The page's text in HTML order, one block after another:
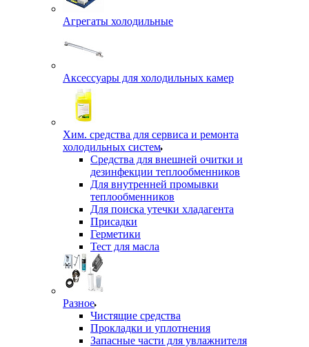
Агрегаты холодильные
Аксессуары для холодильных камер
Хим. средства для сервиса и ремонта
холодильных систем
Средства для внешней очитки и
дезинфекции теплообменников
Для внутренней промывки
теплообменников
Для поиска утечки хладагента
Присадки
Герметики
Тест для масла
Разное
Чистящие средства
Прокладки и уплотнения
Запасные части для увлажнителя